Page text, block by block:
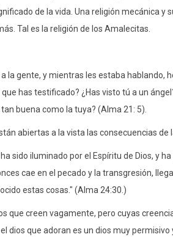
de la vida. Una religión mecánica y
Tal es la religión de los Amalecitas.
la gente, y mientras les estaba hablando,
has testificado? ¿Has visto tú a un
buena como la tuya? (Alma 21: 5).
abiertas a la vista las consecuencias de
sido iluminado por el Espíritu de Dios, y
cae en el pecado y la transgresión,
estas cosas." (Alma 24:30.)
que creen vagamente, pero cuyas
que adoran es un dios muy permisivo